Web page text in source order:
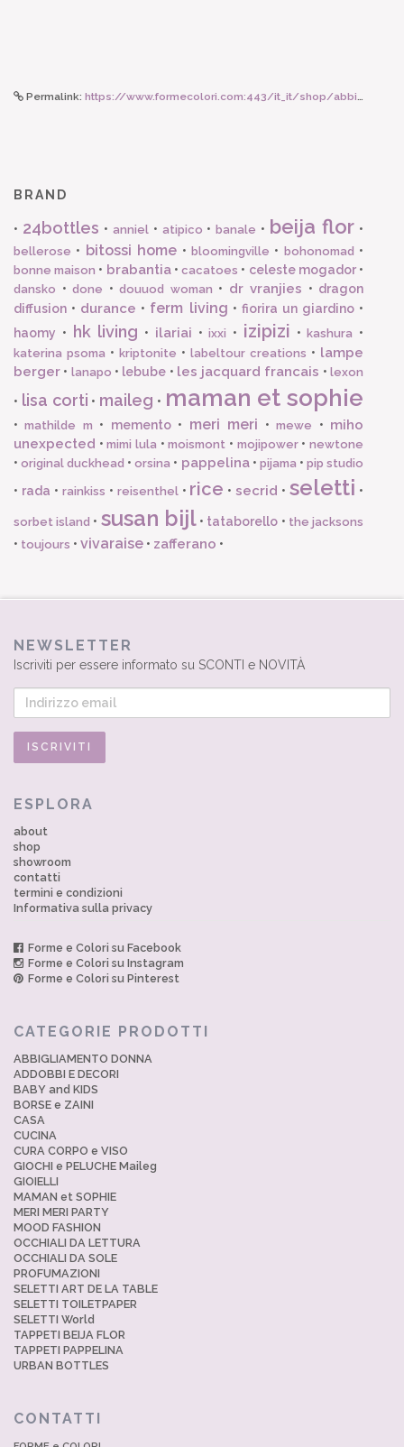
Permalink: https://www.formecolori.com:443/it_it/shop/abbigliamento_donna/sciarpe/moismont_sciarpa_ajmer_n_791_pop_pink/6406
BRAND
• 24bottles • anniel• atipico •banale • beija flor •
bellerose • bitossi home • bloomingville • bohonomad •
bonne maison • brabantia•cacatoes • celeste mogador•
dansko • done • douuod woman • dr vranjies • dragon
diffusion • durance • ferm living • fiorira un giardino•
haomy • hk living • ilariai •ixxi • izipizi •kashura •
katerina psoma • kriptonite • labeltour creations • lampe
berger • lanapo • lebube • les jacquard francais •lexon
• lisa corti • maileg • maman et sophie
•mathilde m • memento• meri meri •mewe • miho
unexpected •mimi lula •moismont • mojipower•newtone
•original duckhead •orsina • pappelina• pijama • pip studio
• rada • rainkiss • reisenthel• rice •secrid •seletti •
sorbet island • susan bijl• tataborello • the jacksons
• toujours • vivaraise • zafferano •
NEWSLETTER
Iscriviti per essere informato su SCONTI e NOVITÀ
ESPLORA
about
shop
showroom
contatti
termini e condizioni
Informativa sulla privacy
Forme e Colori su Facebook
Forme e Colori su Instagram
Forme e Colori su Pinterest
CATEGORIE PRODOTTI
ABBIGLIAMENTO DONNA
ADDOBBI E DECORI
BABY and KIDS
BORSE e ZAINI
CASA
CUCINA
CURA CORPO e VISO
GIOCHI e PELUCHE Maileg
GIOIELLI
MAMAN et SOPHIE
MERI MERI PARTY
MOOD FASHION
OCCHIALI DA LETTURA
OCCHIALI DA SOLE
PROFUMAZIONI
SELETTI ART DE LA TABLE
SELETTI TOILETPAPER
SELETTI World
TAPPETI BEIJA FLOR
TAPPETI PAPPELINA
URBAN BOTTLES
CONTATTI